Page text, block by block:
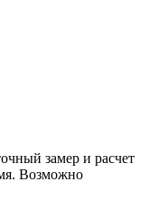
замер и расчет
Возможно